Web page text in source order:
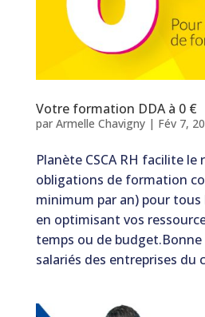
Votre formation DDA à 0 €
par Armelle Chavigny| Fév 7,
Planète CSCA RH facilite le
obligations de formation
minimum par an) pour
en optimisant vos
temps ou de budget.Bonne
salariés des entreprises du